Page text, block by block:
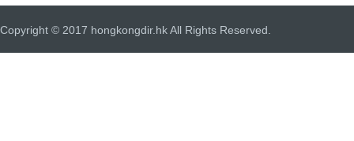
Copyright © 2017 hongkongdir.hk All Rights Reserved.